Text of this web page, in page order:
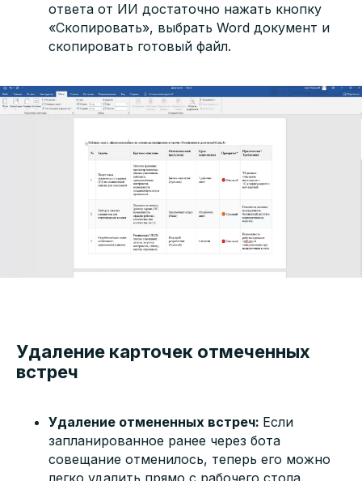
ответа от ИИ достаточно нажать кнопку
«Скопировать», выбрать Word документ и
скопировать готовый файл.
Удаление карточек отмеченных
встреч
Удаление отмененных встреч: Если
запланированное ранее через бота
совещание отменилось, теперь его можно